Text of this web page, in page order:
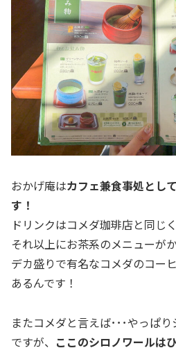
おかげ庵はカフェ兼食事処とし
す！
ドリンクはコメダ珈琲店と同じ
それ以上にお茶系のメニューが
デカ盛りで有名なコメダのコー
あるんです！
またコメダと言えば･･･やっぱり
ですが、 ここのシロノワールは